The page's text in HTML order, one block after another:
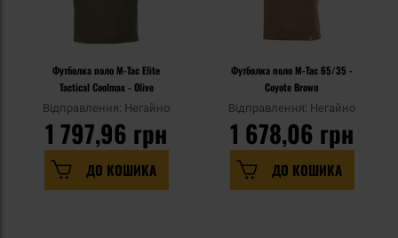
Футболка поло M-Tac Elite
Tactical Coolmax - Olive
Відправлення: Негайно
1 797,96 грн
ДО КОШИКА
Футболка поло M-Tac 65/35 -
Coyote Brown
Відправлення: Негайно
1 678,06 грн
ДО КОШИКА